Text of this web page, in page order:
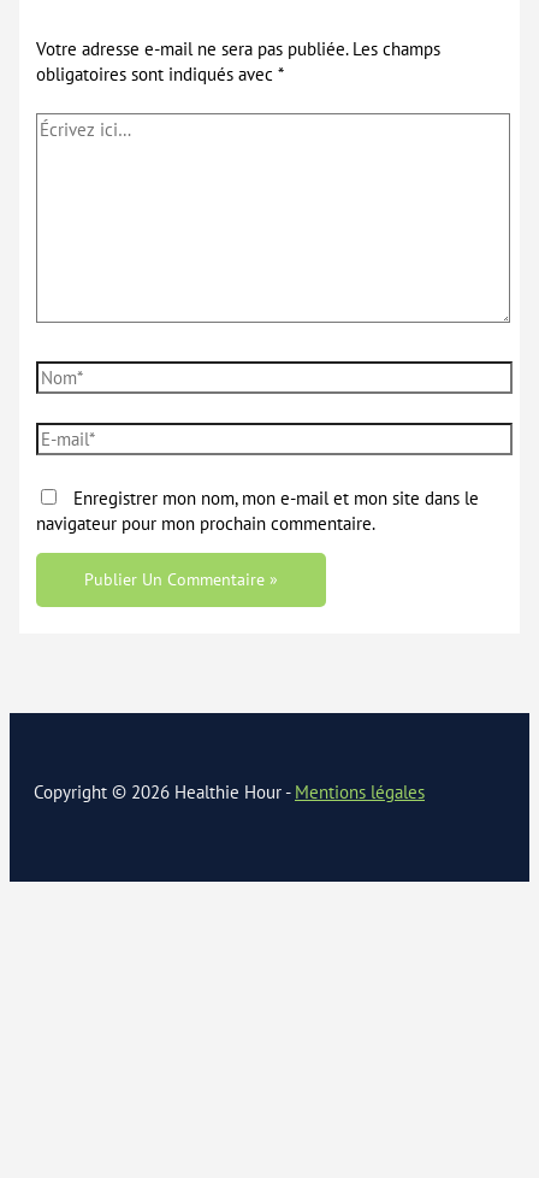
Votre adresse e-mail ne sera pas publiée. Les champs
obligatoires sont indiqués avec*
Écrivez
Nom*
E-
mail*
Enregistrer mon nom, mon e-mail et mon site dans le
navigateur pour mon prochain commentaire.
Copyright © 2026 Healthie Hour - Mentions légales